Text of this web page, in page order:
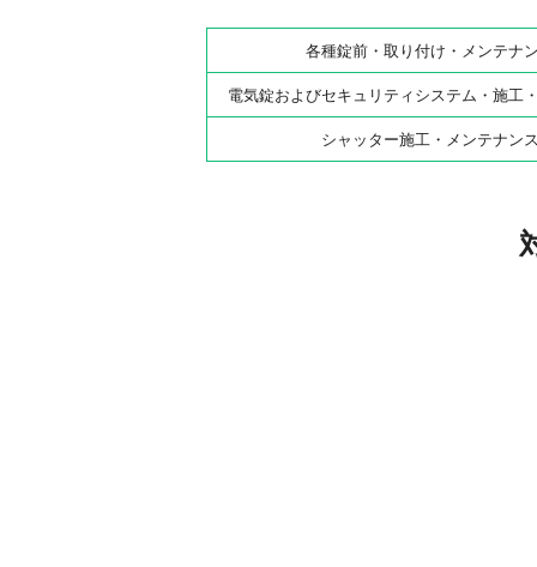
各種錠前・取り付け・メンテナ
電気錠およびセキュリティシステム・施工
シャッター施工・メンテナン